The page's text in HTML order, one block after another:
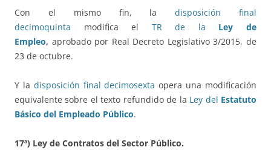
Con el mismo fin, ladisposición final
decimoquinta modifica el TR de la Ley de
Empleo, aprobado por Real Decreto Legislativo 3/2015, de
23 de octubre.
Y la disposición final decimosexta opera una modificación
equivalente sobre el texto refundido de la Ley del Estatuto
Básico del Empleado Público.
17ª) Ley de Contratos del Sector Público.